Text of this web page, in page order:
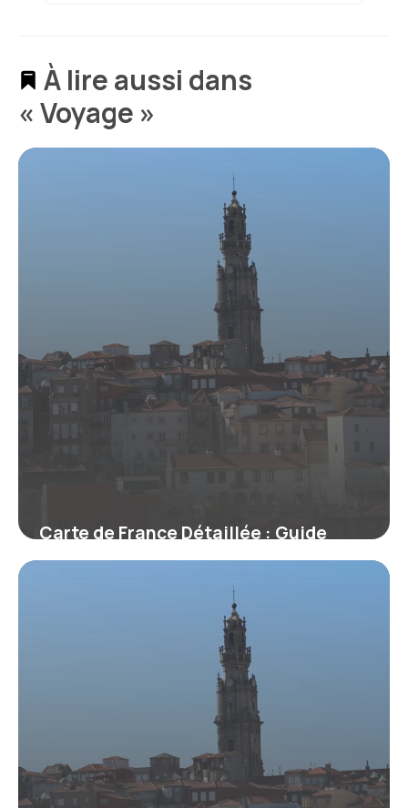
À lire aussi dans
« Voyage »
Carte de France Détaillée : Guide
Complet